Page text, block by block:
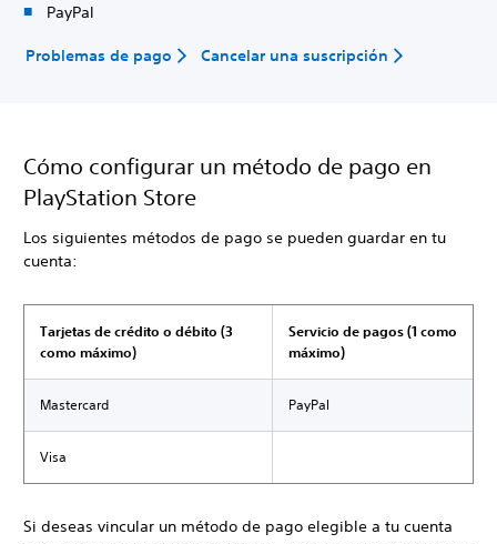
PayPal
Problemas de pago Cancelar una suscripción
Cómo configurar un método de pago en
PlayStation Store
Los siguientes métodos de pago se pueden guardar en tu
cuenta:
Tarjetas de crédito o débito (3
como máximo)
Servicio de pagos (1 como
máximo)
Mastercard PayPal
Visa
Si deseas vincular un método de pago elegible a tu cuenta